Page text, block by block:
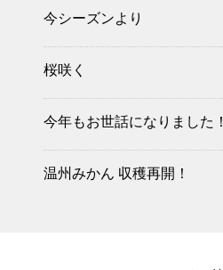
今シーズンより
桜咲く
今年もお世話になりました！
温州みかん 収穫再開！